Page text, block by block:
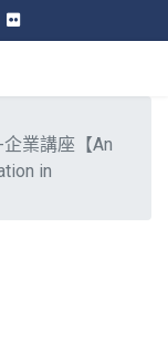
業講座【An
in